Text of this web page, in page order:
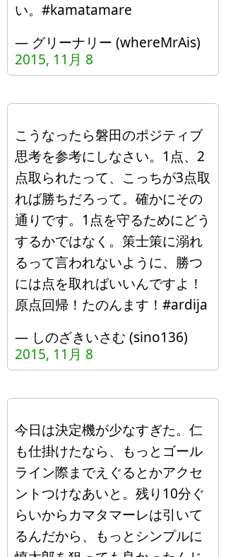
い。#kamatamare
— グリーナリー (whereMrAis)
2015, 11月 8
こうなったら磐田のポジティブ
思考を参考にしなさい。1点、2
点取られたって、こっちが3点取
れば勝ちだろって。確かにその
通りです。1点を守るためにどう
するかではなく。策士策に溺れ
るって言われないように、勝つ
には点を取ればいいんですよ！
原点回帰！たのんます！#ardija
— しのざきいさむ (sino136)
2015, 11月 8
今日は決定機が少なすぎた。仁
も仕掛けたなら、もっとゴール
ライン際までえぐるとかアクセ
ントつけなあいと。残り10分ぐ
らいからカマタマーレは引いて
るんだから、もっとシンプルに